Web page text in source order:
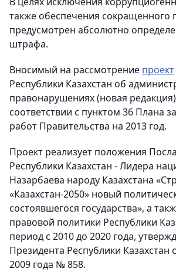
также обеспечения сокращенного
предусмотрен абсолютно
штрафа.
Вносимый на рассмотрение проект
Республики Казахстан об
правонарушениях (новая
соответствии с пунктом 36 Плана
работ Правительства на 2013 год.
Проект реализует положения
Республики Казахстан - Лидера
Назарбаева народу Казахстана
«Казахстан-2050» новый
состоявшегося государства», а
правовой политики Республики
период с 2010 до 2020 года,
Президента Республики Казахстан
2009 года № 858.